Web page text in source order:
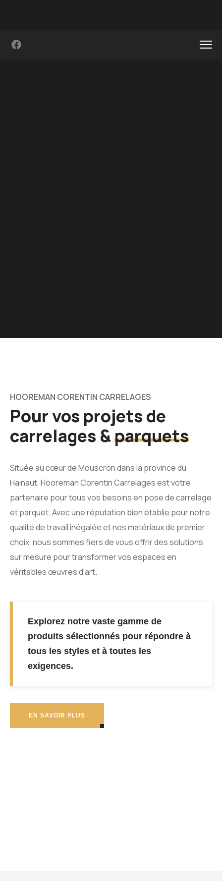
HOOREMAN CORENTIN CARRELAGES
Pour vos projets de
carrelages &parquets
Située au cœur de Mouscron dans la province du
Hainaut, Hooreman Corentin Carrelages est votre
partenaire pour tous vos besoins en pose de carrelage
et parquet. Avec une réputation bien établie pour notre
qualité de travail inégalée et nos matériaux de premier
choix, nous sommes fiers de vous offrir des solutions
sur mesure pour transformer vos espaces en
véritables œuvres d'art.
Explorez notre vaste gamme de
produits sélectionnés pour répondre à
tous les styles et à toutes les
exigences.
EN SAVOIR PLUS